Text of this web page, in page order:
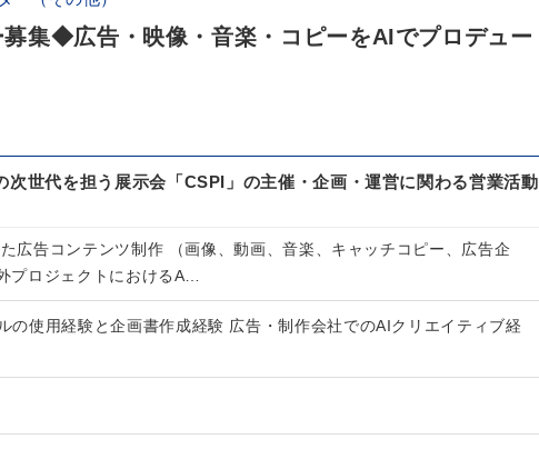
集◆広告・映像・音楽・コピーをAIでプロデュー
次世代を担う展示会「CSPI」の主催・企画・運営に関わる営業活動
広告コンテンツ制作 （画像、動画、音楽、キャッチコピー、広告企
プロジェクトにおけるA…
の使用経験と企画書作成経験 広告・制作会社でのAIクリエイティブ経